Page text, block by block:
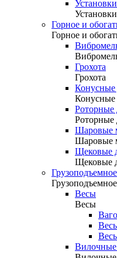
Горное и
Горное и
Грохота
Грохота
Конусные
Конусные
Роторные
Роторные
Шаровые
Шаровые
Щековые
Щековые
Весы
Весы